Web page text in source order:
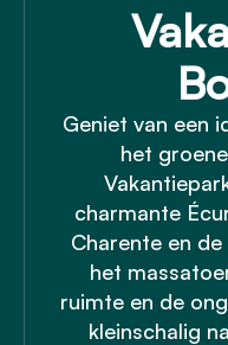
Geniet van een
het
charmante
Charente en
het
ruimte en de
kleinschalig